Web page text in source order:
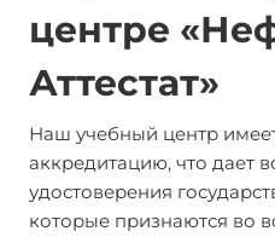
центре
Аттестат»
Наш учебный центр
аккредитацию, что дает
удостоверения
которые признаются во